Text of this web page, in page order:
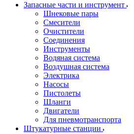
Запасные части и инструмент
Шнековые пары
Смесители
Очистители
Соединения
Инструменты
Водяная система
Воздушная система
Электрика
Насосы
Пистолеты
Шланги
Двигатели
Для пневмотранспорта
Штукатурные станции